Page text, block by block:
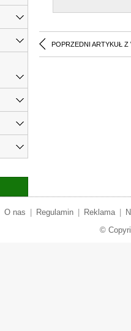
POPRZEDNI ARTYKUŁ Z
O nas Regulamin Reklama
©